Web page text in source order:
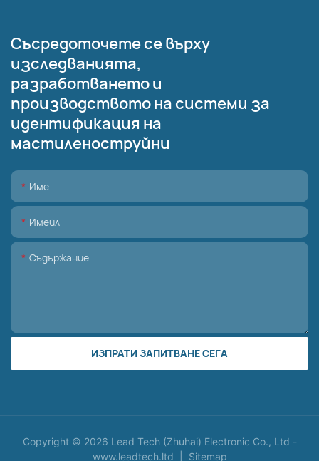
Съсредоточете се върху
изследванията,
разработването и
производството на системи за
идентификация на
мастиленоструйни
Име
Имейл
Съдържание
ИЗПРАТИ ЗАПИТВАНЕ СЕГА
Copyright © 2026 Lead Tech (Zhuhai) Electronic Co., Ltd -
www.leadtech.ltd
Sitemap